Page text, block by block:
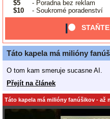
$5
- Poradna bez reklam
$10
- Soukromé poradenství
Táto kapela má milióny
O tom kam smeruje sucasne AI.
Přejít na článek
Táto kapela má milióny fanúšikov - až